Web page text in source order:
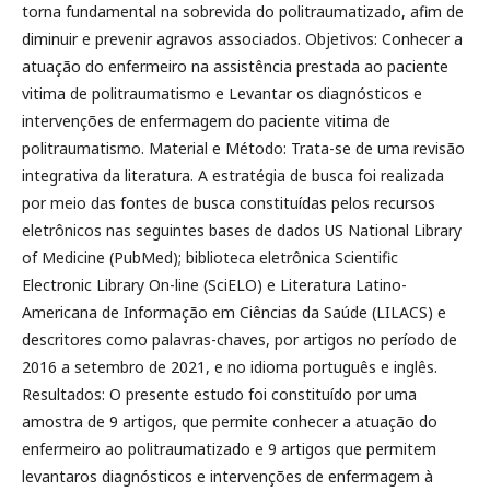
torna fundamental na sobrevida do politraumatizado, afim de
diminuir e prevenir agravos associados. Objetivos: Conhecer a
atuação do enfermeiro na assistência prestada ao paciente
vitima de politraumatismo e Levantar os diagnósticos e
intervenções de enfermagem do paciente vitima de
politraumatismo. Material e Método: Trata-se de uma revisão
integrativa da literatura. A estratégia de busca foi realizada
por meio das fontes de busca constituídas pelos recursos
eletrônicos nas seguintes bases de dados US National Library
of Medicine (PubMed); biblioteca eletrônica Scientific
Electronic Library On-line (SciELO) e Literatura Latino-
Americana de Informação em Ciências da Saúde (LILACS) e
descritores como palavras-chaves, por artigos no período de
2016 a setembro de 2021, e no idioma português e inglês.
Resultados: O presente estudo foi constituído por uma
amostra de 9 artigos, que permite conhecer a atuação do
enfermeiro ao politraumatizado e 9 artigos que permitem
levantaros diagnósticos e intervenções de enfermagem à